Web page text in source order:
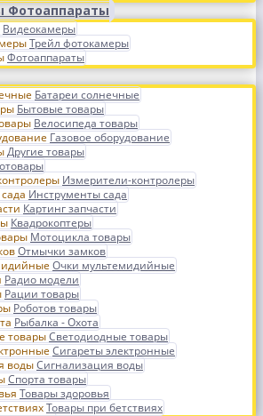
Фотоаппараты
Видеокамеры
Трейл фотокамеры
Фотоаппараты
Батареи солнечные
Бытовые товары
Велосипеда товары
Газовое оборудование
Другие товары
Измерители-контролеры
Инструменты сада
Картинг запчасти
Квадрокоптеры
Мотоцикла товары
Отмычки замков
Очки мультемидийные
Радио модели
Рации товары
Роботов товары
Рыбалка - Охота
Светодиодные товары
Сигареты электронные
Сигнализация воды
Спорта товары
Товары здоровья
Товары при бетствиях